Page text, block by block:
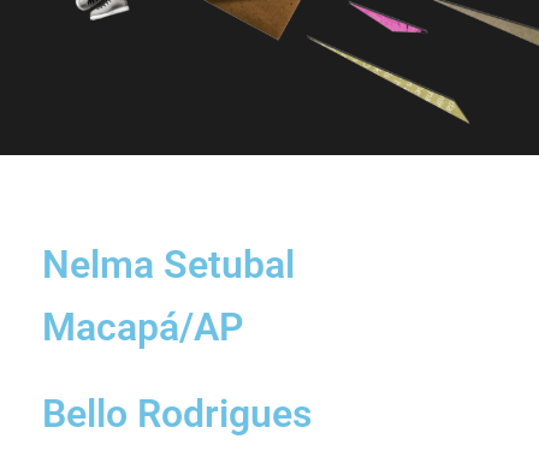
Nelma Setubal
Macapá/AP
Bello Rodrigues